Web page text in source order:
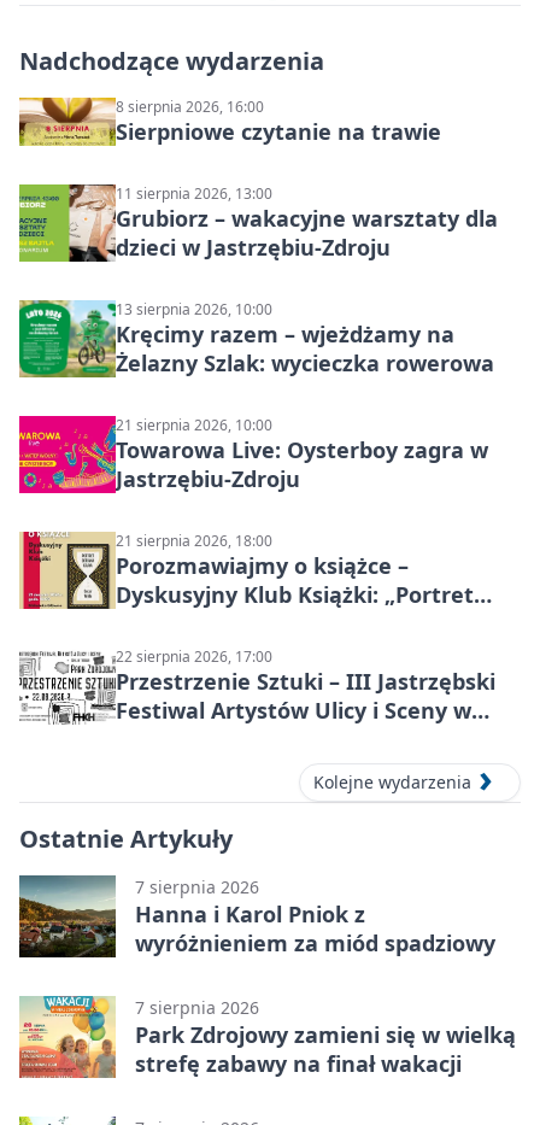
Nadchodzące wydarzenia
8 sierpnia 2026, 16:00
Sierpniowe czytanie na trawie
11 sierpnia 2026, 13:00
Grubiorz – wakacyjne warsztaty dla
dzieci w Jastrzębiu-Zdroju
13 sierpnia 2026, 10:00
Kręcimy razem – wjeżdżamy na
Żelazny Szlak: wycieczka rowerowa
21 sierpnia 2026, 10:00
Towarowa Live: Oysterboy zagra w
Jastrzębiu-Zdroju
21 sierpnia 2026, 18:00
Porozmawiajmy o książce –
Dyskusyjny Klub Książki: „Portret
22 sierpnia 2026, 17:00
Przestrzenie Sztuki – III Jastrzębski
Festiwal Artystów Ulicy i Sceny w
Kolejne wydarzenia
Ostatnie Artykuły
7 sierpnia 2026
Hanna i Karol Pniok z
wyróżnieniem za miód spadziowy
7 sierpnia 2026
Park Zdrojowy zamieni się w wielką
strefę zabawy na finał wakacji